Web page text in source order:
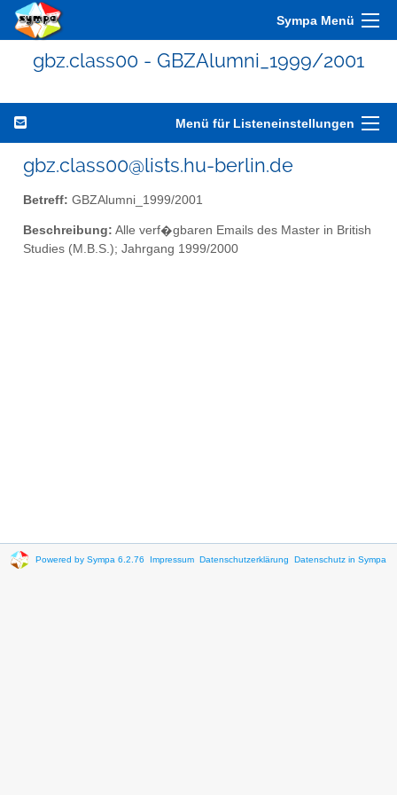
Sympa Menü
gbz.class00 - GBZAlumni_1999/2001
Menü für Listeneinstellungen
gbz.class00@lists.hu-berlin.de
Betreff: GBZAlumni_1999/2001
Beschreibung: Alle verf�gbaren Emails des Master in British
Studies (M.B.S.); Jahrgang 1999/2000
Powered by Sympa 6.2.76 Impressum Datenschutzerklärung Datenschutz in Sympa